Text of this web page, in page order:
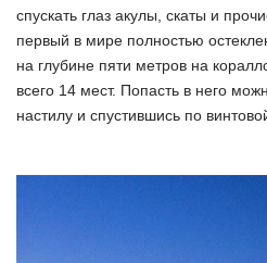
спускать глаз акулы, скаты и
первый в мире полностью
на глубине пяти метров на
всего 14 мест. Попасть в него
настилу и спустившись по